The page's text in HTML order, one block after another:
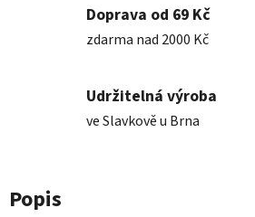
Doprava od 69 Kč
zdarma nad 2000 Kč
Udržitelná výroba
ve Slavkově u Brna
Popis